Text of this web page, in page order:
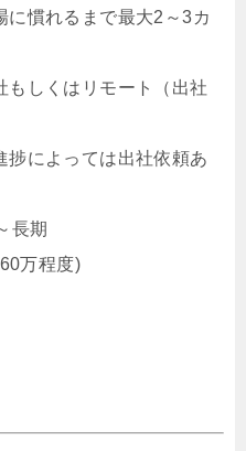
るまで最大2～3カ
はリモート（出社
っては出社依頼あ
長期
万程度)